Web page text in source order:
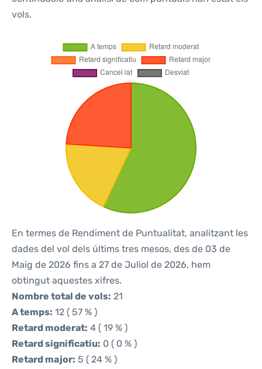
vols.
En termes de Rendiment de Puntualitat, analitzant les
dades del vol dels últims tres mesos, des de 03 de
Maig de 2026 fins a 27 de Juliol de 2026, hem
obtingut aquestes xifres.
Nombre total de vols: 21
A temps: 12 ( 57 % )
Retard moderat: 4 ( 19 % )
Retard significatiu: 0 ( 0 % )
Retard major: 5 ( 24 % )